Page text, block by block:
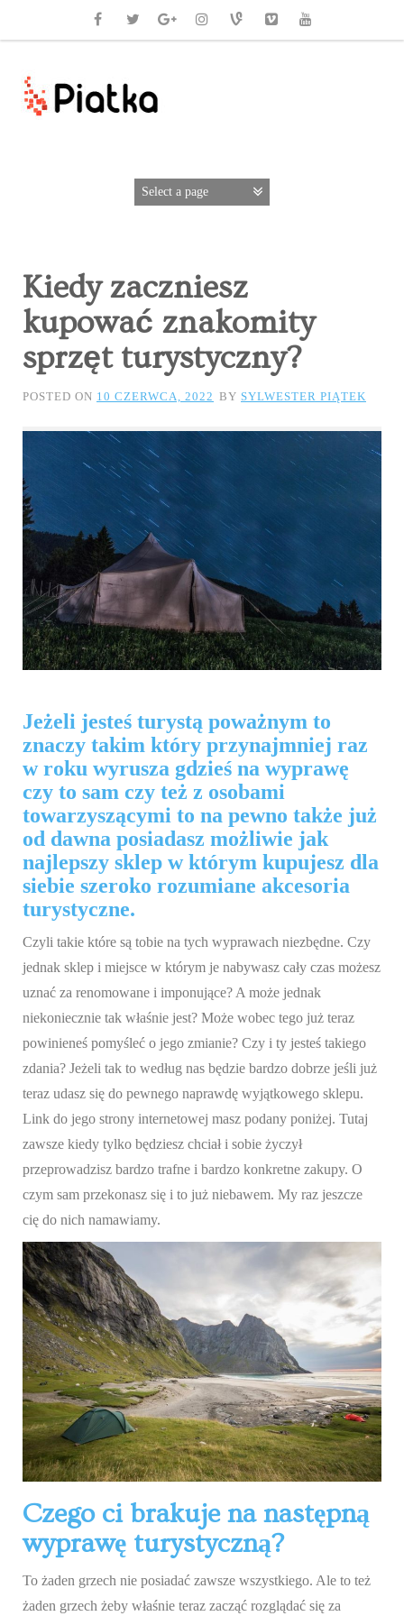
Kiedy zaczniesz
kupować znakomity
sprzęt turystyczny?
POSTED ON 10 CZERWCA, 2022 BY SYLWESTER PIĄTEK
Jeżeli jesteś turystą poważnym to
znaczy takim który przynajmniej raz
w roku wyrusza gdzieś na wyprawę
czy to sam czy też z osobami
towarzyszącymi to na pewno także już
od dawna posiadasz możliwie jak
najlepszy sklep w którym kupujesz dla
siebie szeroko rozumiane akcesoria
turystyczne.
Czyli takie które są tobie na tych wyprawach niezbędne. Czy
jednak sklep i miejsce w którym je nabywasz cały czas możesz
uznać za renomowane i imponujące? A może jednak
niekoniecznie tak właśnie jest? Może wobec tego już teraz
powinieneś pomyśleć o jego zmianie? Czy i ty jesteś takiego
zdania? Jeżeli tak to według nas będzie bardzo dobrze jeśli już
teraz udasz się do pewnego naprawdę wyjątkowego sklepu.
Link do jego strony internetowej masz podany poniżej. Tutaj
zawsze kiedy tylko będziesz chciał i sobie życzył
przeprowadzisz bardzo trafne i bardzo konkretne zakupy. O
czym sam przekonasz się i to już niebawem. My raz jeszcze
cię do nich namawiamy.
Czego ci brakuje na następną
wyprawę turystyczną?
To żaden grzech nie posiadać zawsze wszystkiego. Ale to też
żaden grzech żeby właśnie teraz zacząć rozglądać się za